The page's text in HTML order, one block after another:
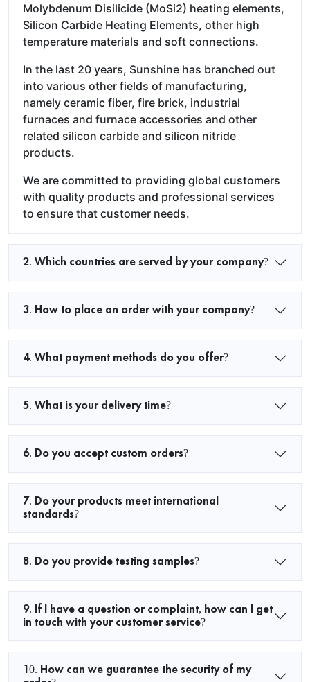
Molybdenum Disilicide (MoSi2) heating elements,
Silicon Carbide Heating Elements, other high
temperature materials and soft connections.
In the last 20 years, Sunshine has branched out
into various other fields of manufacturing,
namely ceramic fiber, fire brick, industrial
furnaces and furnace accessories and other
related silicon carbide and silicon nitride
products.
We are committed to providing global customers
with quality products and professional services
to ensure that customer needs.
2. Which countries are served by your company?
3. How to place an order with your company?
4. What payment methods do you offer?
5. What is your delivery time?
6. Do you accept custom orders?
7. Do your products meet international
standards?
8. Do you provide testing samples?
9. If I have a question or complaint, how can I get
in touch with your customer service?
10. How can we guarantee the security of my